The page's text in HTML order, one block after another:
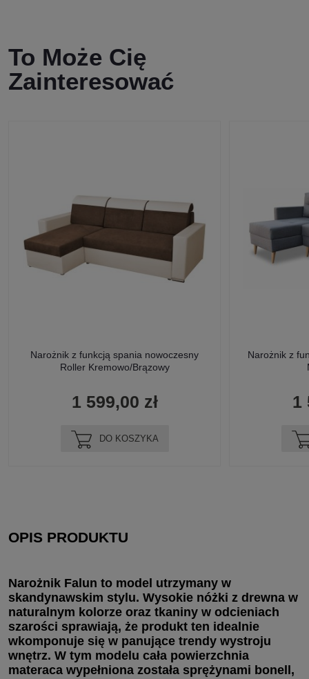
To Może Cię
Zainteresować
Narożnik z funkcją spania nowoczesny
Roller Kremowo/Brązowy
1 599,00 zł
DO KOSZYKA
Narożnik z
1
OPIS PRODUKTU
Narożnik Falun to model utrzymany w
skandynawskim stylu. Wysokie nóżki z drewna w
naturalnym kolorze oraz tkaniny w odcieniach
szarości sprawiają, że produkt ten idealnie
wkomponuje się w panujące trendy wystroju
wnętrz. W tym modelu cała powierzchnia
materaca wypełniona została sprężynami bonell,